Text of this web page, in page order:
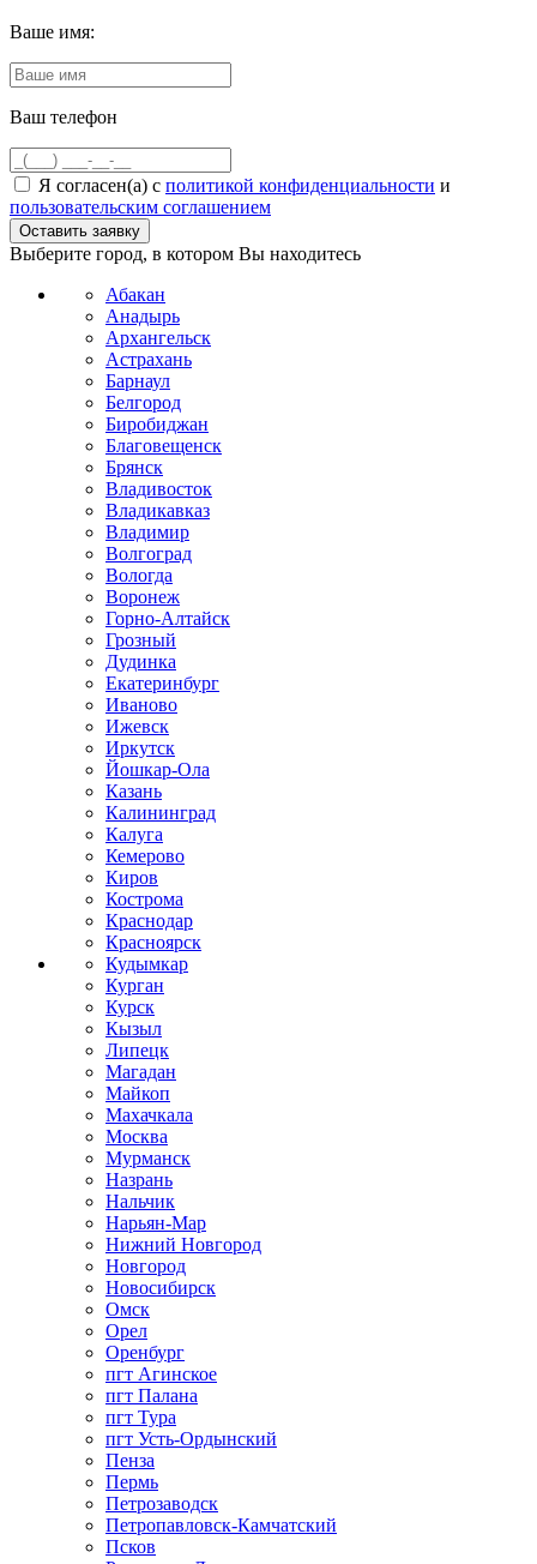
Ваше имя:
Ваш телефон
Я согласен(а) с политикой конфиденциальности и
пользовательским соглашением
Выберите город, в котором Вы находитесь
Абакан
Анадырь
Архангельск
Астрахань
Барнаул
Белгород
Биробиджан
Благовещенск
Брянск
Владивосток
Владикавказ
Владимир
Волгоград
Вологда
Воронеж
Горно-Алтайск
Грозный
Дудинка
Екатеринбург
Иваново
Ижевск
Иркутск
Йошкар-Ола
Казань
Калининград
Калуга
Кемерово
Киров
Кострома
Краснодар
Красноярск
Кудымкар
Курган
Курск
Кызыл
Липецк
Магадан
Майкоп
Махачкала
Москва
Мурманск
Назрань
Нальчик
Нарьян-Мар
Нижний Новгород
Новгород
Новосибирск
Омск
Орел
Оренбург
пгт Агинское
пгт Палана
пгт Тура
пгт Усть-Ордынский
Пенза
Пермь
Петрозаводск
Петропавловск-Камчатский
Псков